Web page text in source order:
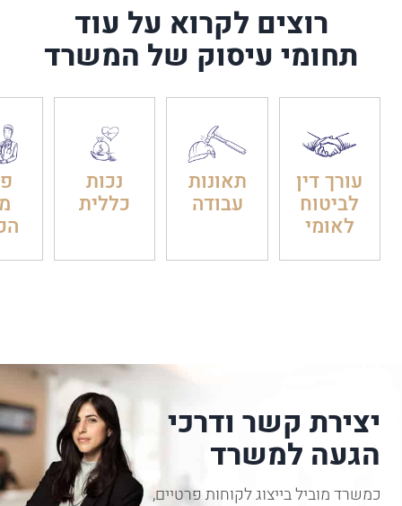
רוצים לקרוא על עוד
תחומי עיסוק של המשרד
עורך דין
לביטוח
לאומי
תאונות
עבודה
נכות
כללית
יצירת קשר ודרכי
הגעה למשרד
כמשרד מוביל בייצוג לקוחות פרטיים,